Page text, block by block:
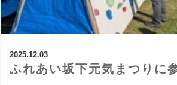
2025.12.03
ふれあい坂下元気まつりに